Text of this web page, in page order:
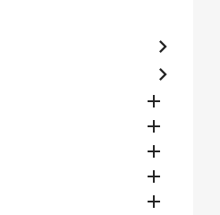






